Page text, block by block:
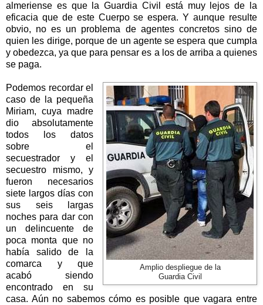
almeriense es que
la Guardia Civil
está muy lejos de la
eficacia que de este Cuerpo se espera. Y aunque resulte
obvio, no es un problema de agentes concretos sino de
quien les dirige, porque de un agente se espera que cumpla
y obedezca, ya que para pensar es a los de arriba a quienes
se paga.
Amplio despliegue de la
Guardia Civil
Podemos recordar el
caso de la pequeña
Miriam, cuya madre
dio absolutamente
todos los datos
sobre el
secuestrador y el
secuestro mismo, y
fueron necesarios
siete largos días con
sus seis largas
noches para dar con
un delincuente de
poca monta que no
había salido de la
comarca y que
acabó siendo
encontrado en su
casa. Aún no sabemos cómo es posible que vagara entre